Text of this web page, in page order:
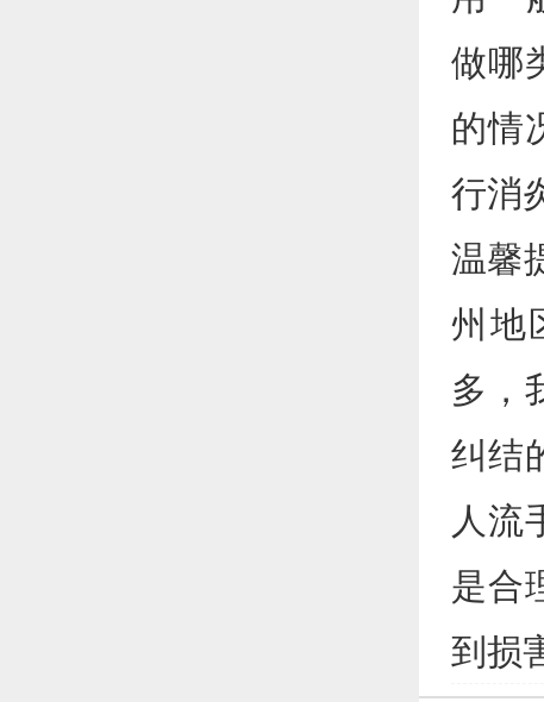
做哪
的情
行消
温馨
州地
多，
纠结
人流
是合
到损